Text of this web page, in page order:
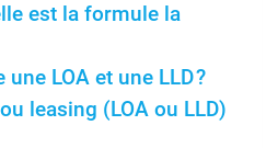
est la formule la
LOA et une LLD ?
leasing (LOA ou LLD)